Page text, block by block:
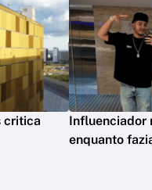
critica
Influenciador
enquanto